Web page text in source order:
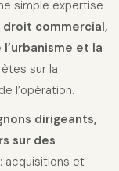
simple expertise
commercial,
et la
sur la
l’opération.
dirigeants,
sur des
: acquisitions et